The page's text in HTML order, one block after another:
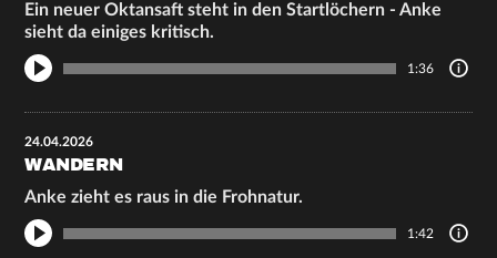
Ein neuer Oktansaft steht in den Startlöchern - Anke
sieht da einiges kritisch.
1:36
24.04.2026
WANDERN
Anke zieht es raus in die Frohnatur.
1:42